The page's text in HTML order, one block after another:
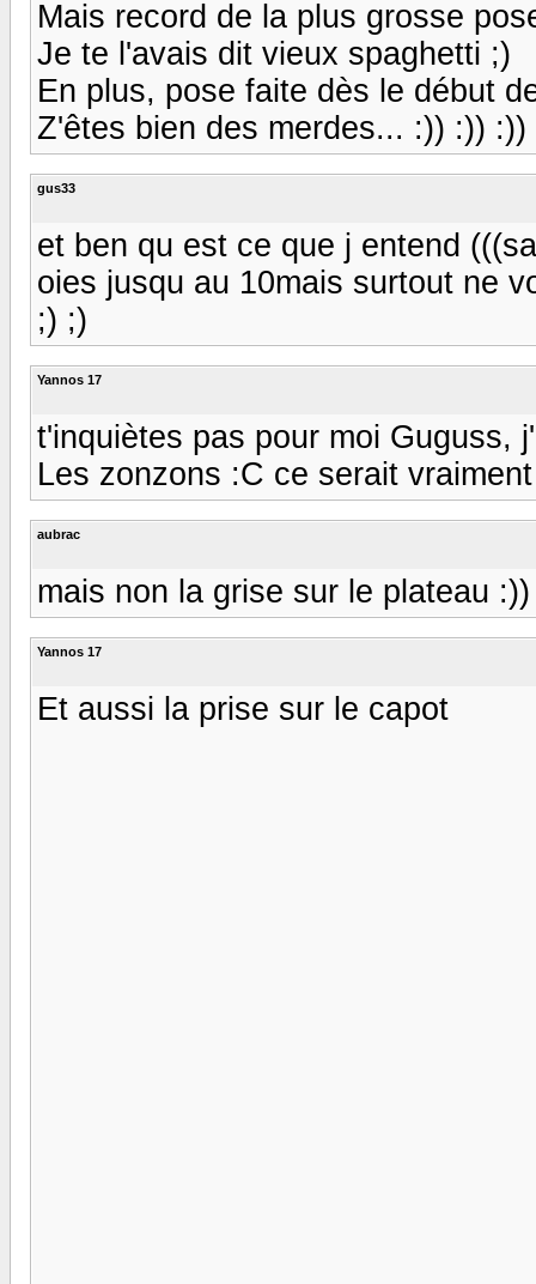
Mais record de la plus grosse
Je te l'avais dit vieux spaghetti ;)
En plus, pose faite dès le début
Z'êtes bien des merdes... :)) :))
gus33
et ben qu est ce que j entend
oies jusqu au 10mais surtout ne
;) ;)
Yannos 17
t'inquiètes pas pour moi Guguss,
Les zonzons :C ce serait
aubrac
mais non la grise sur le plateau
Yannos 17
Et aussi la prise sur le capot